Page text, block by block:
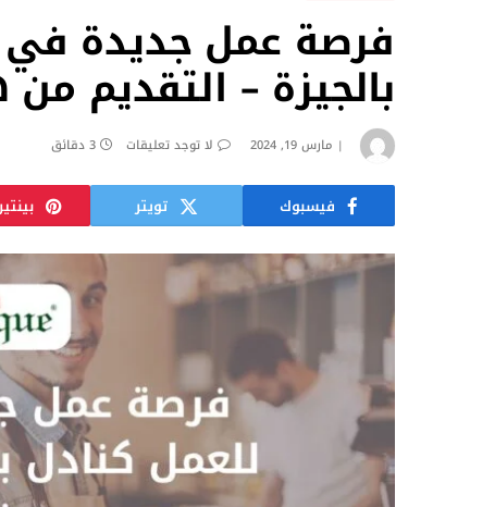
فرصة عمل جديدة في
بالجيزة – التقديم من
مارس 19, 2024 لا توجد تعليقات 3 دقائق
فيسبوك تويتر